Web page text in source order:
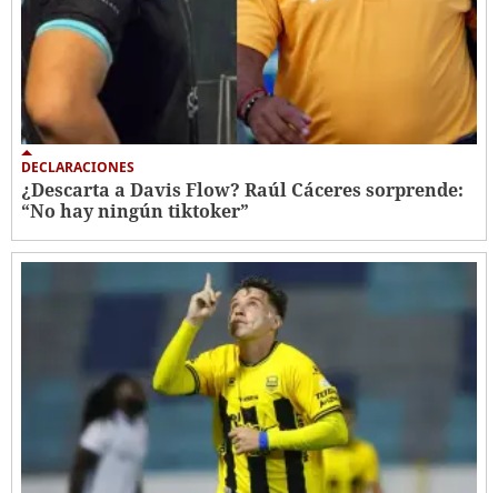
DECLARACIONES
¿Descarta a Davis Flow? Raúl Cáceres sorprende:
“No hay ningún tiktoker”